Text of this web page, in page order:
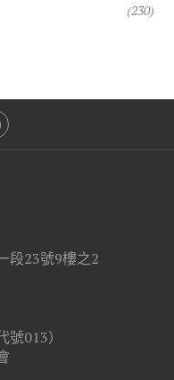
(230)
段23號9樓之2
013）